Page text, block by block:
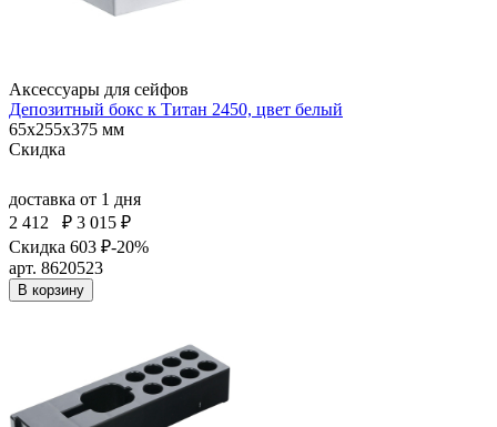
Аксессуары для сейфов
Депозитный бокс к Титан 2450, цвет белый
65x255x375 мм
Скидка
доставка от 1 дня
2 412
₽ 3 015 ₽
Скидка 603 ₽-20%
арт. 8620523
В корзину